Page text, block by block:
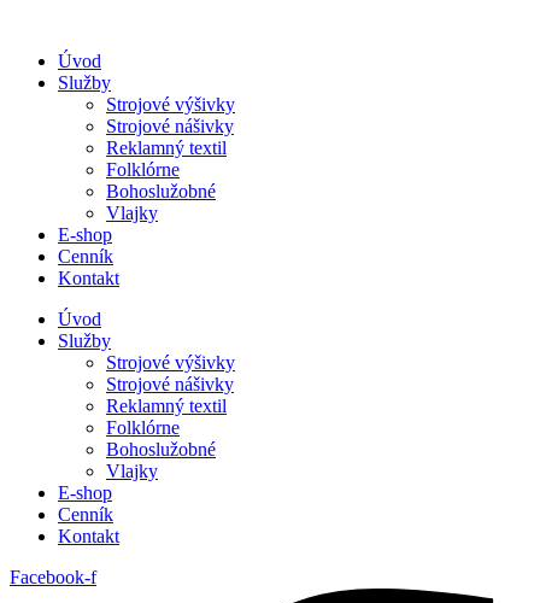
Úvod
Služby
Strojové výšivky
Strojové nášivky
Reklamný textil
Folklórne
Bohoslužobné
Vlajky
E-shop
Cenník
Kontakt
Úvod
Služby
Strojové výšivky
Strojové nášivky
Reklamný textil
Folklórne
Bohoslužobné
Vlajky
E-shop
Cenník
Kontakt
Facebook-f